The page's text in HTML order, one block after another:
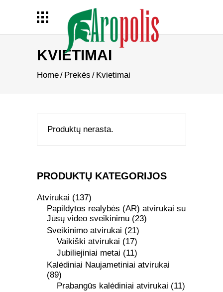
KVIETIMAI
Home/ Prekės / Kvietimai
Produktų nerasta.
PRODUKTŲ KATEGORIJOS
Atvirukai (137)
Papildytos realybės (AR) atvirukai su
Jūsų video sveikinimu (23)
Sveikinimo atvirukai (21)
Vaikiški atvirukai (17)
Jubiliejiniai metai (11)
Kalėdiniai Naujametiniai atvirukai
(89)
Prabangūs kalėdiniai atvirukai (11)